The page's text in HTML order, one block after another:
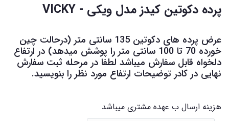
پرده دکوتین کیدز مدل ویکی - VICKY
عرض پرده های دکوتین 135 سانتی متر (درحالت چین
خورده 70 تا 100 سانتی متر را پوشش میدهد) در ارتفاع
دلخواه قابل سفارش میباشد لطفا در مرحله ثبت سفارش
نهایی در کادر توضیحات ارتفاع مورد نظر را بنویسید.
هزینه ارسال ب عهده مشتری میباشد